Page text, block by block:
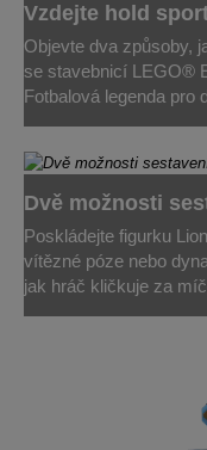
Vzdejte hold
Objevte dva způsoby,
se stavebnicí LEGO®
Fotbalová legenda pro
Dvě možnosti
Poskládejte figurku
vítězné póze nebo
jak hráč kličkuje za